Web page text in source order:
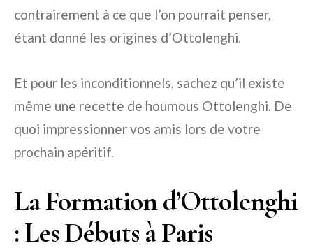
contrairement à ce que l’on pourrait penser,
étant donné les origines d’Ottolenghi.
Et pour les inconditionnels, sachez qu’il existe
même une recette de houmous Ottolenghi. De
quoi impressionner vos amis lors de votre
prochain apéritif.
La Formation d’Ottolenghi
: Les Débuts à Paris